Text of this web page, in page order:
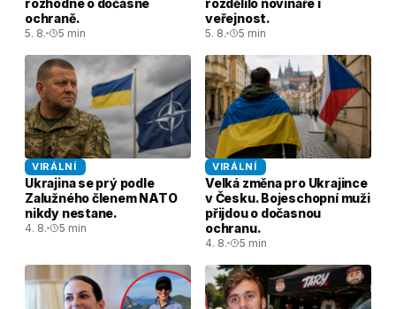
ochraně.
5. 8. 5 min
veřejnost.
5. 8. 5 min
VIRÁLNÍ
Ukrajina se prý podle
Zalužného členem NATO
nikdy nestane.
4. 8. 5 min
VIRÁLNÍ
Velká změna pro Ukrajince
v Česku. Bojeschopní muži
přijdou o dočasnou
ochranu.
4. 8. 5 min